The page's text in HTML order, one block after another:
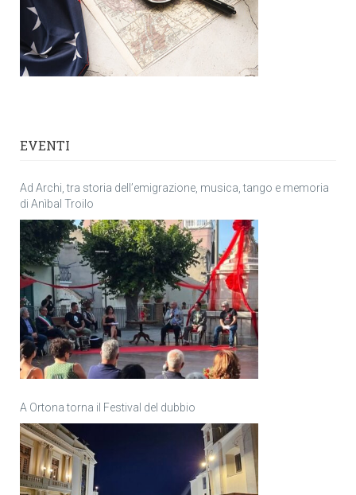
EVENTI
Ad Archi, tra storia dell’emigrazione, musica, tango e memoria
di Anìbal Troilo
A Ortona torna il Festival del dubbio